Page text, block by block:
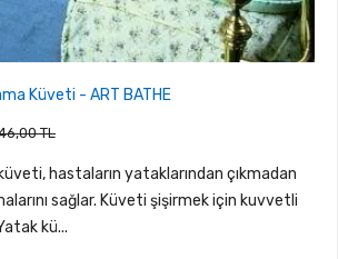
Küveti - ART BATHE
TL
hastaların yataklarından çıkmadan
sağlar. Küveti şişirmek için kuvvetli
kü...